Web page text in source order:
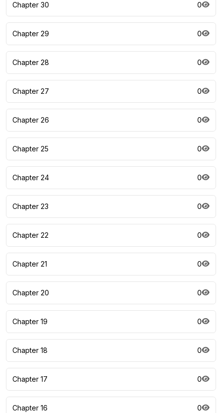
Chapter 30 0
Chapter 29 0
Chapter 28 0
Chapter 27 0
Chapter 26 0
Chapter 25 0
Chapter 24 0
Chapter 23 0
Chapter 22 0
Chapter 21 0
Chapter 20 0
Chapter 19 0
Chapter 18 0
Chapter 17 0
Chapter 16 0